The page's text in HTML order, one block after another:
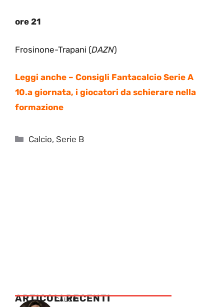
ore 21
Frosinone-Trapani (DAZN)
Leggi anche – Consigli Fantacalcio Serie A
10.a giornata, i giocatori da schierare nella
formazione
Categorie
Calcio,Serie B
ARTICOLI RECENTI
CALCIO